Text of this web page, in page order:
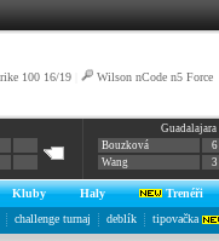
100 16/19 Wilson nCode n5 Force
Guadalajara
Bouzková
6
Wang
3
Kluby Haly
Trenéři
challenge turnaj deblík tipovačka